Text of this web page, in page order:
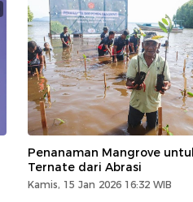
Penanaman Mangrove
Ternate dari Abrasi
Kamis, 15 Jan 2026 16:32 WIB